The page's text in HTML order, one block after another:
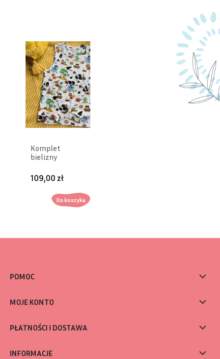
Komplet
bielizny
chłopczyka
109,00 zł
Do koszyka
POMOC
MOJE KONTO
PŁATNOŚCI I DOSTAWA
INFORMACJE